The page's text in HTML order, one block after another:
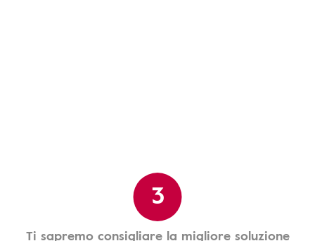
3
Ti sapremo consigliare la migliore soluzione